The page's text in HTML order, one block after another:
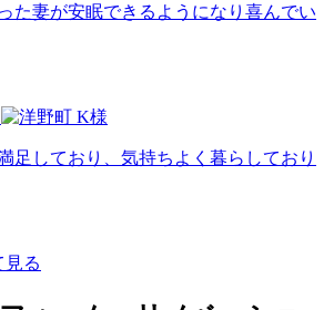
た妻が安眠できるようになり喜んでい
足しており、気持ちよく暮らしており
見る